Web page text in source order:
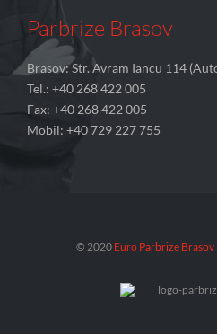
Parbrize Brasov
Brasov: Str. Avram Iancu 114
Tel.: +40 268 422 005
Fax: +40 268 422 005
Mobil: +40 729 227 755
© 2020 Euro Parbrize Brasov